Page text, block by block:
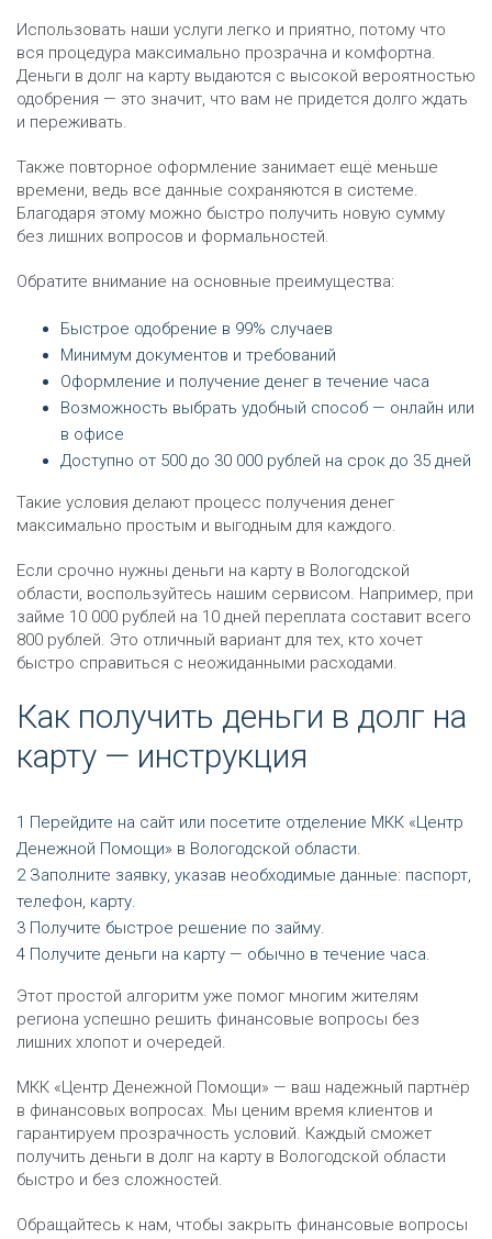
Использовать наши услуги легко и приятно, потому что
вся процедура максимально прозрачна и комфортна.
Деньги в долг на карту выдаются с высокой вероятностью
одобрения — это значит, что вам не придется долго ждать
и переживать.
Также повторное оформление занимает ещё меньше
времени, ведь все данные сохраняются в системе.
Благодаря этому можно быстро получить новую сумму
без лишних вопросов и формальностей.
Обратите внимание на основные преимущества:
Быстрое одобрение в 99% случаев
Минимум документов и требований
Оформление и получение денег в течение часа
Возможность выбрать удобный способ — онлайн или
в офисе
Доступно от 500 до 30 000 рублей на срок до 35 дней
Такие условия делают процесс получения денег
максимально простым и выгодным для каждого.
Если срочно нужны деньги на карту в Вологодской
области, воспользуйтесь нашим сервисом. Например, при
займе 10 000 рублей на 10 дней переплата составит всего
800 рублей. Это отличный вариант для тех, кто хочет
быстро справиться с неожиданными расходами.
Как получить деньги в долг на
карту — инструкция
Перейдите на сайт или посетите отделение МКК «Центр
Денежной Помощи» в Вологодской области.
Заполните заявку, указав необходимые данные: паспорт,
телефон, карту.
Получите быстрое решение по займу.
Получите деньги на карту — обычно в течение часа.
Этот простой алгоритм уже помог многим жителям
региона успешно решить финансовые вопросы без
лишних хлопот и очередей.
МКК «Центр Денежной Помощи» — ваш надежный партнёр
в финансовых вопросах. Мы ценим время клиентов и
гарантируем прозрачность условий. Каждый сможет
получить деньги в долг на карту в Вологодской области
быстро и без сложностей.
Обращайтесь к нам, чтобы закрыть финансовые вопросы